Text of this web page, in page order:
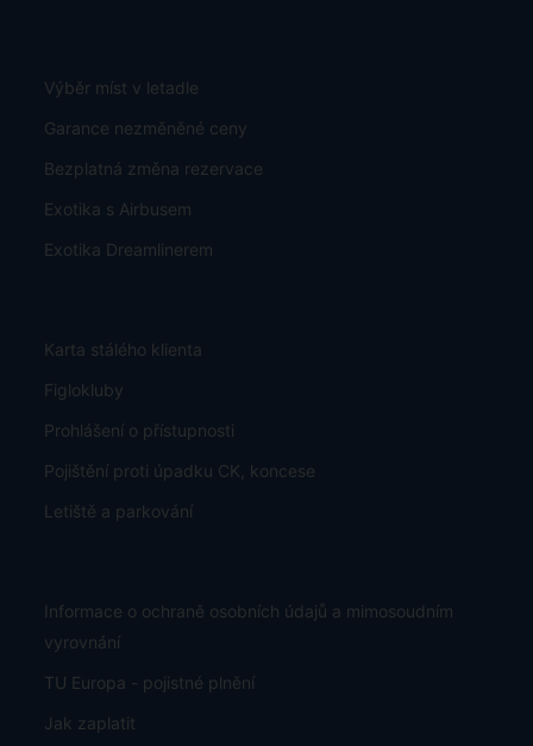
Výběr míst v letadle
Garance nezměněné ceny
Bezplatná změna rezervace
Exotika s Airbusem
Exotika Dreamlinerem
Karta stálého klienta
Figlokluby
Prohlášení o přístupnosti
Pojištění proti úpadku CK, koncese
Letiště a parkování
Informace o ochraně osobních údajů a mimosoudním
vyrovnání
TU Europa - pojistné plnění
Jak zaplatit